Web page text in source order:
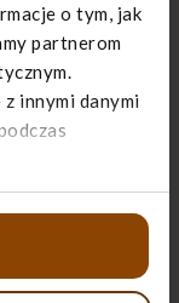
o tym, jak
partnerom
innymi danymi
chorego
CZYTAJ
opiekuna
w